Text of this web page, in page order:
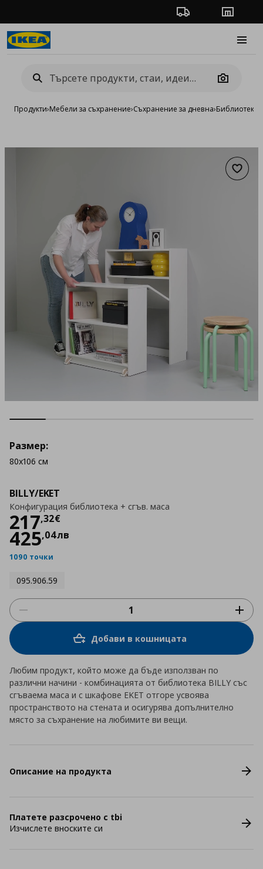
Проследяване на
Camera
Продукти›Мебели за съхранение›Съхранение за дневна›Библиотеки
BILLY/EKET
Конфигурация библиотека + сгъв. маса
217,32€
Цена
425,04лв
1090 точки
095.906.59
Размер:
80x106 см
Добави в кошницата
Любим продукт, който може да бъде използван по
различни начини - комбинацията от библиотека BILLY със
сгъваема маса и с шкафове EKET отгоре усвоява
пространството на стената и осигурява допълнително
място за съхранение на любимите ви вещи.
Описание на продукта
Платете разсрочено с tbi
Изчислете вноските си